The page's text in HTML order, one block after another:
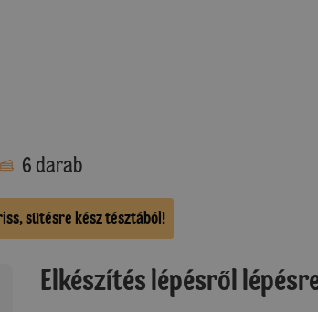
6 darab
sütésre kész tésztából!
Elkészítés lépésről